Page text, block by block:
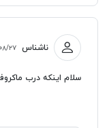
ناشناس
سلام اینکه درب